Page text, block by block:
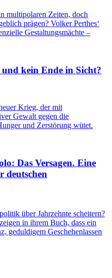
multipolaren Zeiten, doch
prägen? Volker Perthes‘
Gestaltungsmächte –
kein Ende in Sicht?
Krieg, der mit
Gewalt gegen die
und Zerstörung wütet.
Das Versagen. Eine
deutschen
über Jahrzehnte scheitern?
in ihrem Buch, dass ein
geduldigem Geschehenlassen